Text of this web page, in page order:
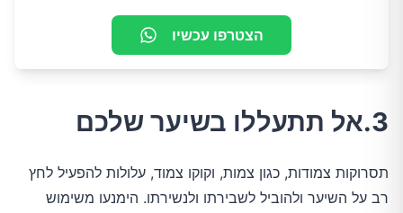
הצטרפו עכשיו
3.אל תתעללו בשיער שלכם
תסרוקות צמודות, כגון צמות, וקוקו צמוד, עלולות להפעיל לחץ
רב על השיער ולהוביל לשבירתו ולנשירתו. הימנעו משימוש